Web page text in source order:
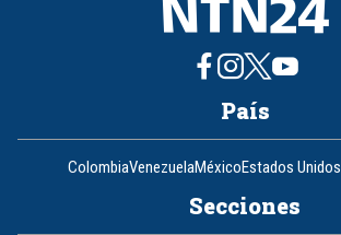
País
ColombiaVenezuelaMéxicoEstados Unidos
Secciones